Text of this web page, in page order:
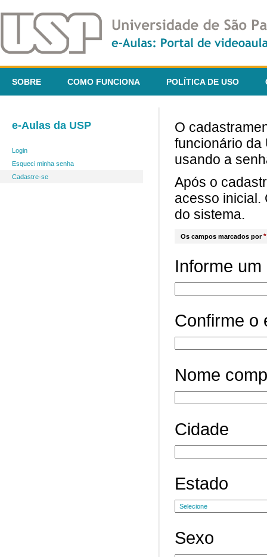
SOBRE COMO FUNCIONA POLÍTICA DE USO
e-Aulas da USP
Login
Esqueci minha senha
Cadastre-se
O
funcionário da
usando a
Após o
acesso inicial.
do sistema.
Os campos marcados por*
Informe
Confirme o
Nome
Cidade
Estado
Sexo